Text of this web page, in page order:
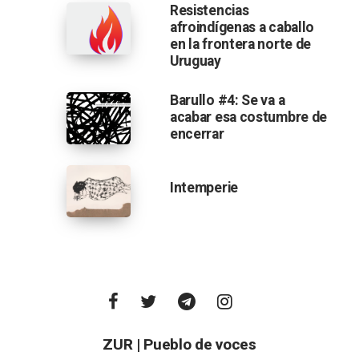
Resistencias
afroindígenas a caballo
en la frontera norte de
Uruguay
Barullo #4: Se va a
acabar esa costumbre de
encerrar
Intemperie
ZUR | Pueblo de voces